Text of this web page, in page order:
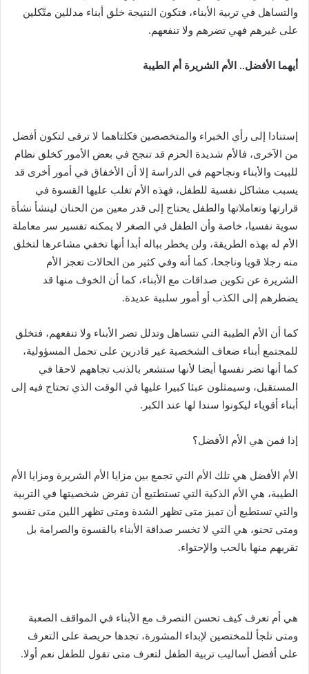
والتساهل في تربية الأبناء، فتكون النتيجة خلق أبناء مدللين متّكلين
على غيرهم فهي تضرهم ولا تنفعهم.
أيهما الأفضل.. الأم الشريرة أم الطيبة
إستنادا إلى رأي الخبراء والمتخصصين فكلتاهما لا ترقى لتكون أفضل
من الآخرى، فالأم شديدة الحزم قد تنجح في بعض الأمور كخلق نظام
للبيت والأبناء ونجاحهم في الدراسة إلا أن الأخفاق في أمور أخرى قد
يسبب مشاكل نفسية للطفل، فهذه الأم تغلب عليها القسوة في
قرارتها وتعاملاتها والطفل يحتاج إلى قدر معين من الحنان لينشأ نشأة
سوية نفسيا، خاصة وأن الطفل في الصغر لا يمكنه تفسير سر معاملة
الأم له بهذه الطريقة، ولن يخطر بباله أبدا أنها تخفي مشاعرها لتخلق
منه رجلا قويا وناجحا، كما أنه وفي كثير من الحالات تعجز الأم
الشريرة عن تكوين صداقات مع الأبناء، كما أن الخوف منها قد
يضطرهم إلى الكذب أو أمور سلبية عديدة.
كما أن الأم الطيبة التي تتساهل وتدلل تضر الأبناء ولا تنفعهم، فتخلق
للمجتمع أبناء ضعاف الشخصية غير قادرين على تحمل المسؤولية،
كما أنها تضر نفسها أيضا لأنها ستشعر بالذنب تجاههم لاحقا في
المستقبل، وسيمثلون عبئا كبيرا عليها في الوقت الذي تحتاج فيه إلى
أبناء أقوياء ليكونوا سندا لها عند الكبر.
إذا فمن هي الأم الأفضل؟
الأم الأفضل هي تلك الأم التي تجمع بين مزايا الأم الشريرة ومزايا الأم
الطيبة، هي الأم الذكية التي تستطتيع أن تفرض شخصيتها في التربية
والتي تستطيع أن تميز متى تظهر الشدة ومتى تظهر اللين متى تقسو
ومتى تحنو، هي التي لا تخسر صداقة الأبناء بالقسوة والصرامة بل
تقربهم منها بالحب والإحتواء.
هي أم تعرف كيف تحسن التصرف مع الأبناء في المواقف الصعبة
ومتى تلجأ للمختصين لإبداء المشورة، تجدها حريصة على التعرف
على أفضل أساليب تربية الطفل لتعرف متى تقول للطفل نعم أولا.